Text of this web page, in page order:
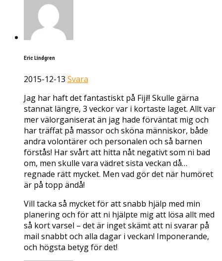
Eric Lindgren
2015-12-13 Svara
Jag har haft det fantastiskt på Fiji!! Skulle gärna
stannat längre, 3 veckor var i kortaste laget. Allt var
mer välorganiserat än jag hade förväntat mig och
har träffat på massor och sköna människor, både
andra volontärer och personalen och så barnen
förstås! Har svårt att hitta nåt negativt som ni bad
om, men skulle vara vädret sista veckan då…
regnade rätt mycket. Men vad gör det när humöret
är på topp ändå!
Vill tacka så mycket för att snabb hjälp med min
planering och för att ni hjälpte mig att lösa allt med
så kort varsel – det är inget skämt att ni svarar på
mail snabbt och alla dagar i veckan! Imponerande,
och högsta betyg för det!